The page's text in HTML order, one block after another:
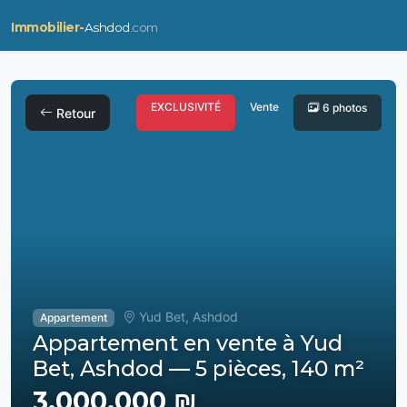
Immobilier-Ashdod .com
Retour EXCLUSIVITÉ Vente 6 photos
Appartement Yud Bet, Ashdod
Appartement en vente à Yud
Bet, Ashdod — 5 pièces, 140 m²